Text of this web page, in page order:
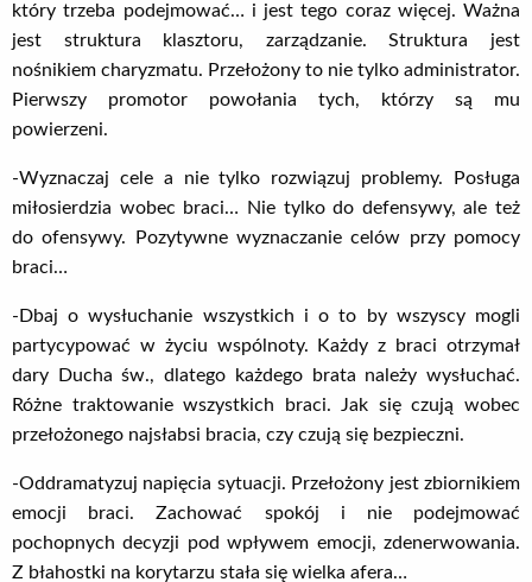
który trzeba podejmować… i jest tego coraz więcej. Ważna
jest struktura klasztoru, zarządzanie. Struktura jest
nośnikiem charyzmatu. Przełożony to nie tylko administrator.
Pierwszy promotor powołania tych, którzy są mu
powierzeni.
-Wyznaczaj cele a nie tylko rozwiązuj problemy. Posługa
miłosierdzia wobec braci… Nie tylko do defensywy, ale też
do ofensywy. Pozytywne wyznaczanie celów przy pomocy
braci…
-Dbaj o wysłuchanie wszystkich i o to by wszyscy mogli
partycypować w życiu wspólnoty. Każdy z braci otrzymał
dary Ducha św., dlatego każdego brata należy wysłuchać.
Różne traktowanie wszystkich braci. Jak się czują wobec
przełożonego najsłabsi bracia, czy czują się bezpieczni.
-Oddramatyzuj napięcia sytuacji. Przełożony jest zbiornikiem
emocji braci. Zachować spokój i nie podejmować
pochopnych decyzji pod wpływem emocji, zdenerwowania.
Z błahostki na korytarzu stała się wielka afera…